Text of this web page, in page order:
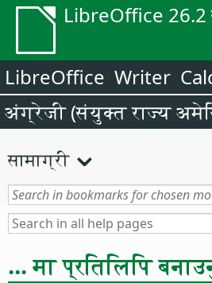
LibreOffice
LibreOffice Writer
अंग्रेजी (संयुक्त राज्य
सामाग्री
... मा प्रतिलिपि